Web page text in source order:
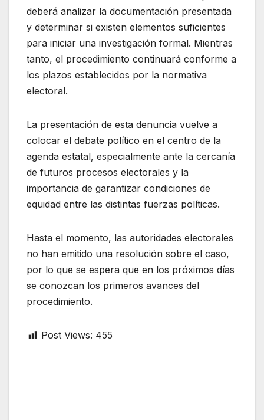
deberá analizar la documentación presentada
y determinar si existen elementos suficientes
para iniciar una investigación formal. Mientras
tanto, el procedimiento continuará conforme a
los plazos establecidos por la normativa
electoral.
La presentación de esta denuncia vuelve a
colocar el debate político en el centro de la
agenda estatal, especialmente ante la cercanía
de futuros procesos electorales y la
importancia de garantizar condiciones de
equidad entre las distintas fuerzas políticas.
Hasta el momento, las autoridades electorales
no han emitido una resolución sobre el caso,
por lo que se espera que en los próximos días
se conozcan los primeros avances del
procedimiento.
Post Views: 455